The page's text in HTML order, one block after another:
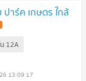
าร์ค เกษตร ใกล้
12A
13:09:17